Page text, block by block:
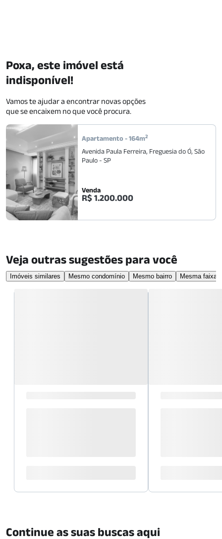
Apartamento -164m2
Avenida Paula Ferreira, Freguesia do Ó, São
Paulo - SP
Venda
R$ 1.200.000
Poxa, este imóvel está
indisponível!
Vamos te ajudar a encontrar novas opções
que se encaixem no que você procura.
Veja outras sugestões para você
Imóveis similares Mesmo condomínio Mesmo bairro Mesma faixa
Continue as suas buscas aqui